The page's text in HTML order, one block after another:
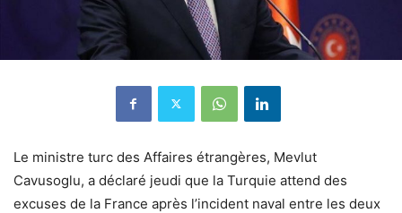
Le ministre turc des Affaires étrangères, Mevlut
Cavusoglu, a déclaré jeudi que la Turquie attend des
excuses de la France après l’incident naval entre les deux